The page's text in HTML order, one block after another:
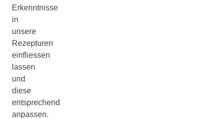
Erkenntnisse
in
unsere
Rezepturen
einfliessen
lassen
und
diese
entsprechend
anpassen.